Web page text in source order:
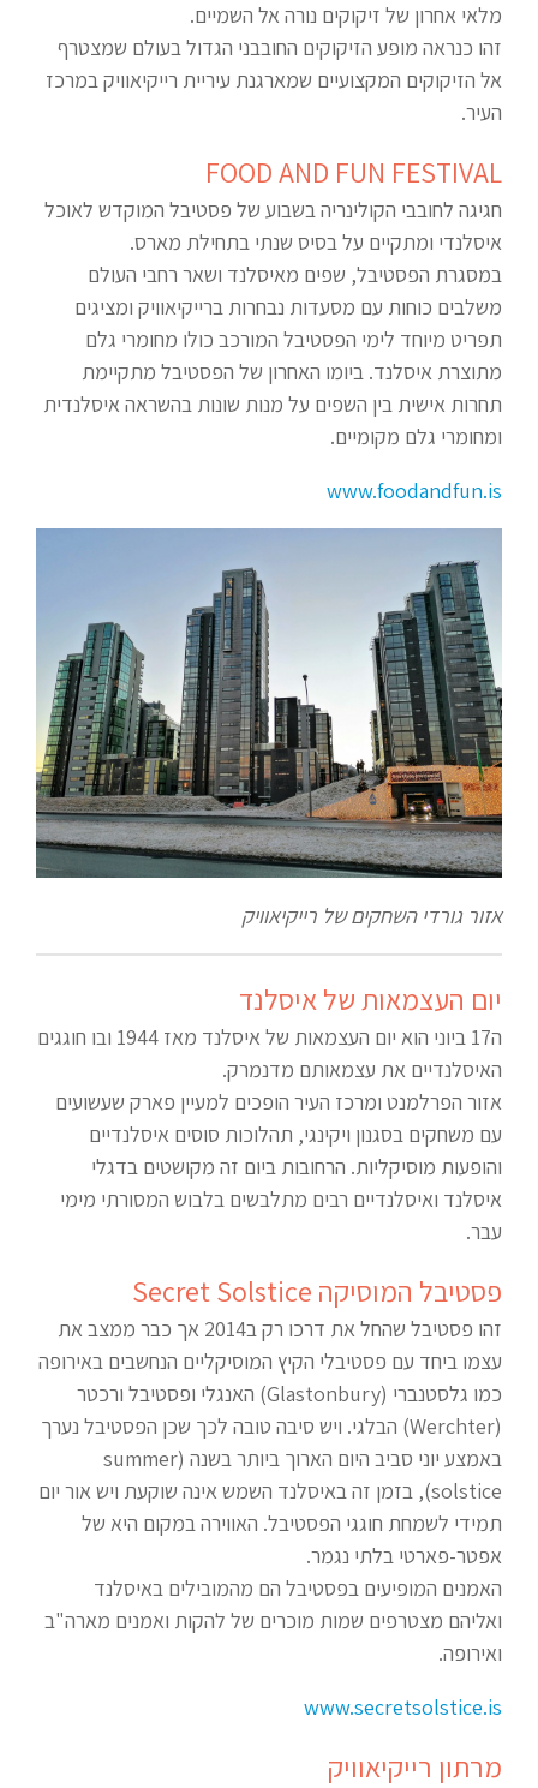
מלאי אחרון של זיקוקים נורה אל השמיים.
זהו כנראה מופע הזיקוקים החובבני הגדול בעולם שמצטרף
אל הזיקוקים המקצועיים שמארגנת עיריית רייקיאוויק במרכז
העיר.
FOOD AND FUN FESTIVAL
חגיגה לחובבי הקולינריה בשבוע של פסטיבל המוקדש לאוכל
איסלנדי ומתקיים על בסיס שנתי בתחילת מארס.
במסגרת הפסטיבל, שפים מאיסלנד ושאר רחבי העולם
משלבים כוחות עם מסעדות נבחרות ברייקיאוויק ומציגים
תפריט מיוחד לימי הפסטיבל המורכב כולו מחומרי גלם
מתוצרת איסלנד. ביומו האחרון של הפסטיבל מתקיימת
תחרות אישית בין השפים על מנות שונות בהשראה איסלנדית
ומחומרי גלם מקומיים.
www.foodandfun.is
אזור גורדי השחקים של רייקיאוויק
יום העצמאות של איסלנד
ה17 ביוני הוא יום העצמאות של איסלנד מאז 1944 ובו חוגגים
האיסלנדיים את עצמאותם מדנמרק.
אזור הפרלמנט ומרכז העיר הופכים למעיין פארק שעשועים
עם משחקים בסגנון ויקינגי, תהלוכות סוסים איסלנדיים
והופעות מוסיקליות. הרחובות ביום זה מקושטים בדגלי
איסלנד ואיסלנדיים רבים מתלבשים בלבוש המסורתי מימי
עבר.
פסטיבל המוסיקה Secret Solstice
זהו פסטיבל שהחל את דרכו רק ב2014 אך כבר ממצב את
עצמו ביחד עם פסטיבלי הקיץ המוסיקליים הנחשבים באירופה
כמו גלסטנברי (Glastonbury) האנגלי ופסטיבל ורכטר
(Werchter) הבלגי. ויש סיבה טובה לכך שכן הפסטיבל נערך
באמצע יוני סביב היום הארוך ביותר בשנה (summer
solstice), בזמן זה באיסלנד השמש אינה שוקעת ויש אור יום
תמידי לשמחת חוגגי הפסטיבל. האווירה במקום היא של
אפטר-פארטי בלתי נגמר.
האמנים המופיעים בפסטיבל הם מהמובילים באיסלנד
ואליהם מצטרפים שמות מוכרים של להקות ואמנים מארה"ב
ואירופה.
www.secretsolstice.is
מרתון רייקיאוויק